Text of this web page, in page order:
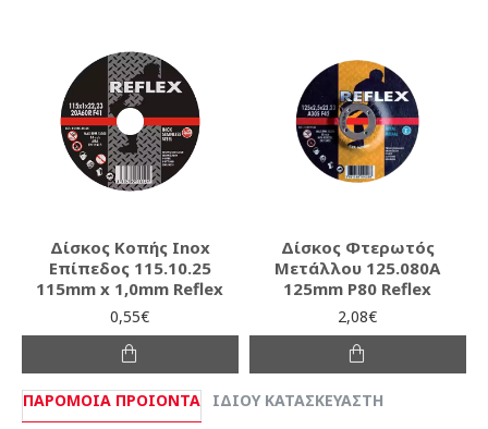
Δίσκος Κοπής Inox
Επίπεδος 115.10.25
115mm x 1,0mm Reflex
0,55€
Δίσκος Φτερωτός
Μετάλλου 125.080A
125mm P80 Reflex
2,08€
ΠΑΡΌΜΟΙΑ ΠΡΟΙΌΝΤΑ ΊΔΙΟΥ ΚΑΤΑΣΚΕΥΑΣΤΉ